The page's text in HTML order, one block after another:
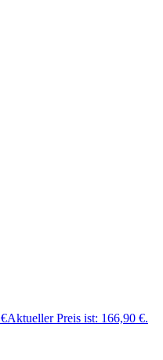
€Aktueller Preis ist: 166,90 €.